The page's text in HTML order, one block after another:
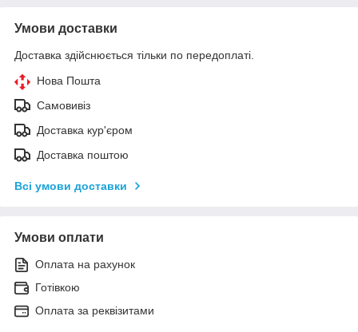
Умови доставки
Доставка здійснюється тільки по передоплаті.
Нова Пошта
Самовивіз
Доставка кур'єром
Доставка поштою
Всі умови доставки
Умови оплати
Оплата на рахунок
Готівкою
Оплата за реквізитами